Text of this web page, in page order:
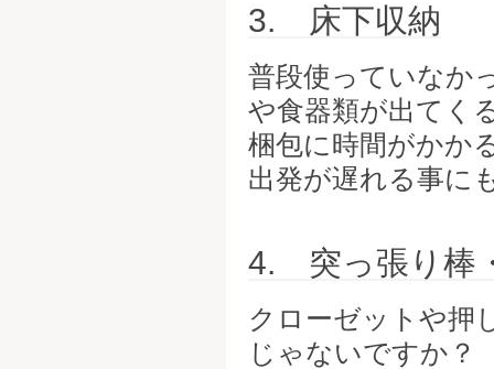
3. 床下収納
普段使っていなか
や食器類が出てく
梱包に時間がかか
出発が遅れる事に
4. 突っ張り棒
クローゼットや押
じゃないですか？